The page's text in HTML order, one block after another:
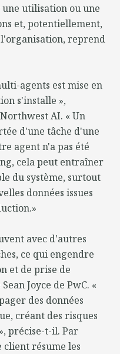
utilisation ou une
et, potentiellement,
reprend
agents est mise en
s'installe »,
AI. « Un
d'une tâche d'une
agent n'a pas été
cela peut entraîner
du système, surtout
données issues
avec d'autres
ce qui engendre
et de prise de
Joyce de PwC. «
des données
créant des risques
précise-t-il. Par
client résume les